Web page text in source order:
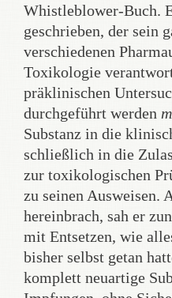
Whistleblower-Buch.
geschrieben, der sein
verschiedenen
Toxikologie
präklinischen
durchgeführt werden
Substanz in die
schließlich in die
zur toxikologischen
zu seinen Ausweisen.
hereinbrach, sah er
mit Entsetzen, wie
bisher selbst getan
komplett neuartige